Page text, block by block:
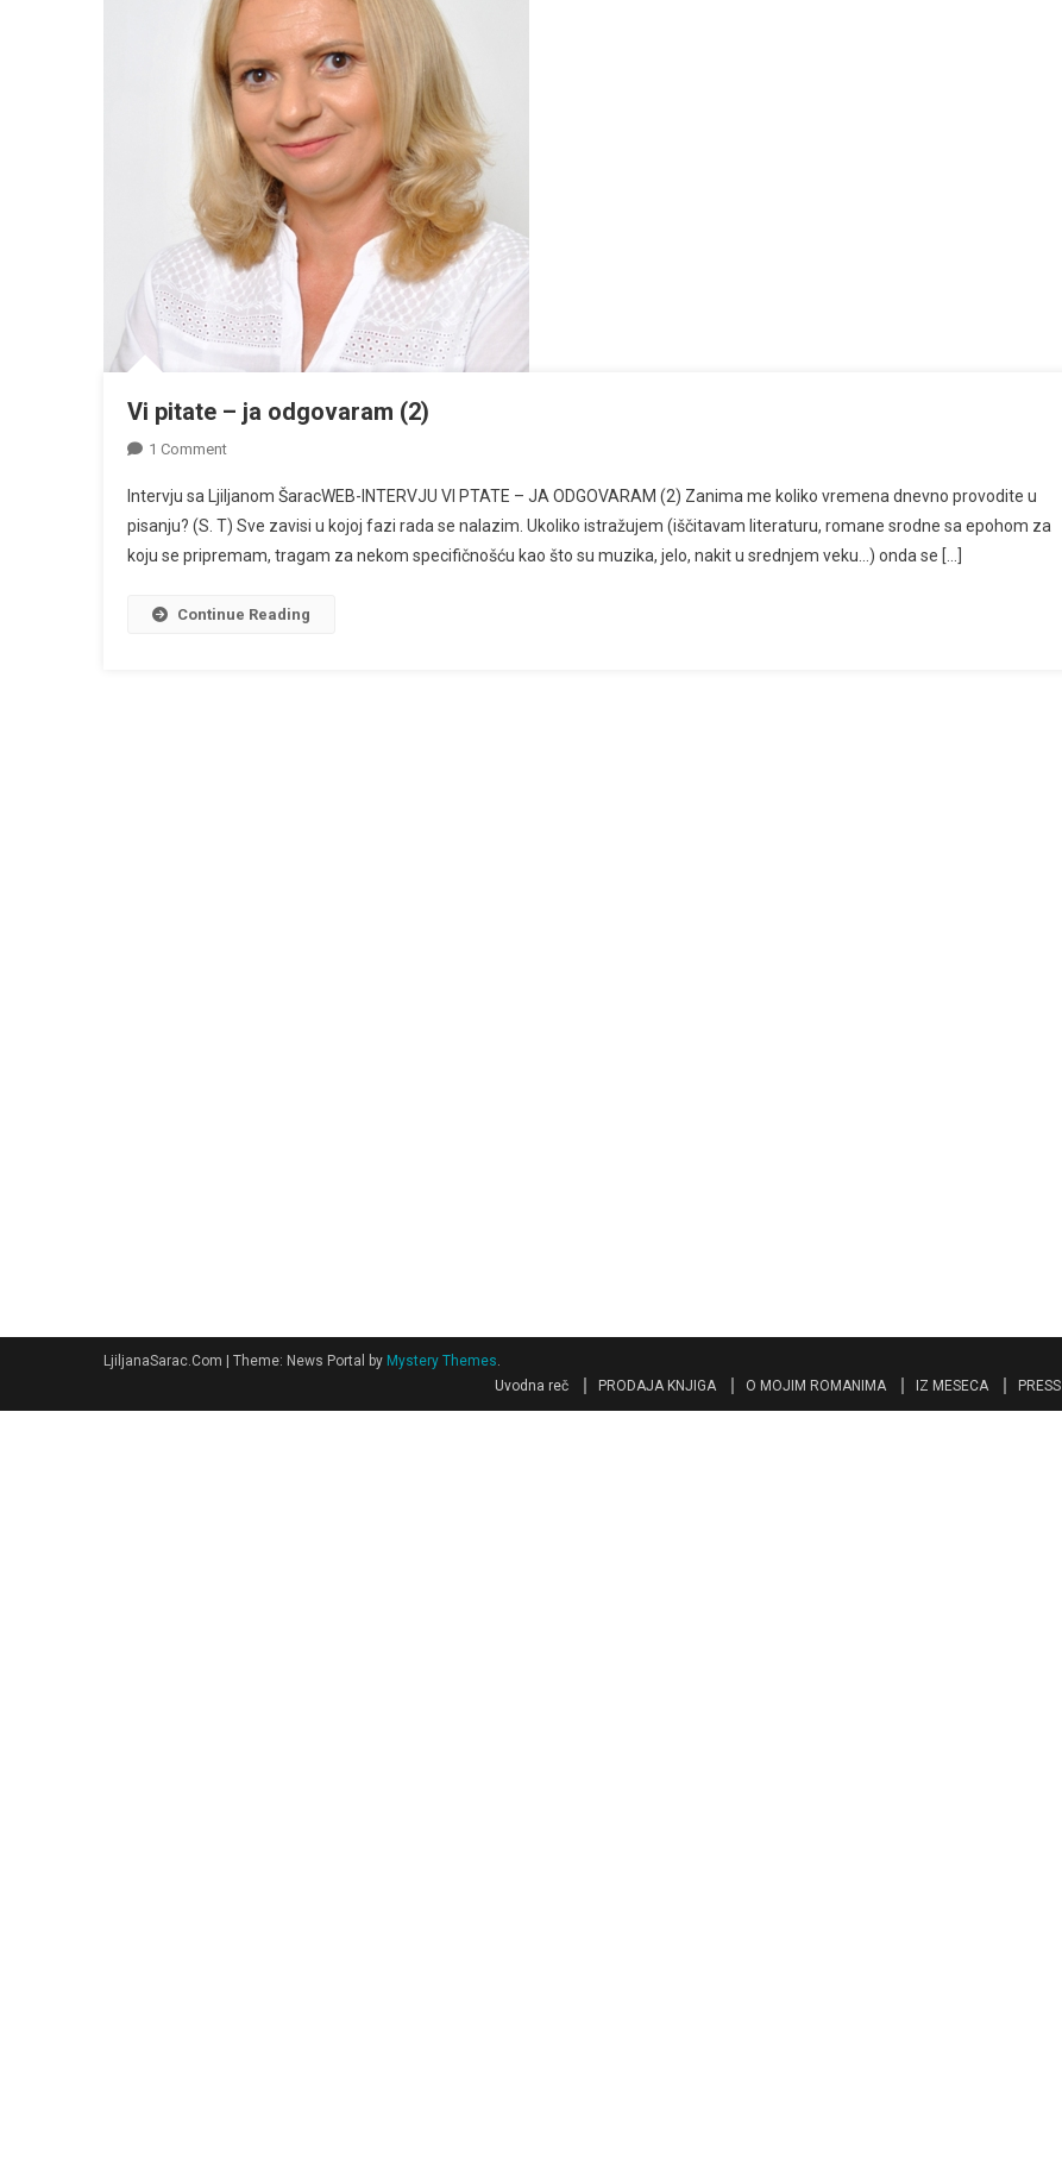
Vi pitate – ja odgovaram (2)
1 CommentOn
Pitate
–
Ja
(2)
Intervju sa Ljiljanom ŠaracWEB-INTERVJU VI PTATE – JA ODGOVARAM (2) Zanima me koliko vremena dnevno provodite u
pisanju? (S. T) Sve zavisi u kojoj fazi rada se nalazim. Ukoliko istražujem (iščitavam literaturu, romane srodne sa epohom za
koju se pripremam, tragam za nekom specifičnošću kao što su muzika, jelo, nakit u srednjem veku…) onda se […]
Continue Reading
LjiljanaSarac.Com Theme: News Portal by Mystery Themes.
Uvodna reč
PRODAJA KNJIGA O MOJIM ROMANIMA IZ MESECA PRESS